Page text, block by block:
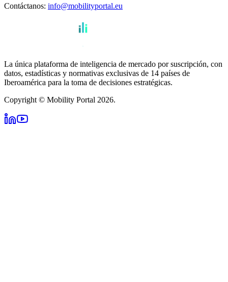
Contáctanos: info@mobilityportal.eu
La única plataforma de inteligencia de mercado por suscripción, con
datos, estadísticas y normativas exclusivas de 14 países de
Iberoamérica para la toma de decisiones estratégicas.
Copyright © Mobility Portal 2026.